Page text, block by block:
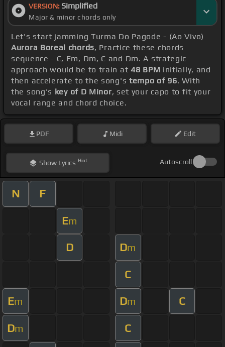
VERSION: Simplified
Major & minor chords only
Let's start jamming Turma Do Pagode - (Ao Vivo)
Aurora Boreal chords, Practice these chords
sequence - C, Em, Dm, C and Dm. A strategic
approach would be to train at 48 BPM initially, and
then accelerate to the song's tempo of 96. With
the song's key of D Minor, set your capo to fit your
vocal range and chord choice.
PDF Midi Edit
ShowLyrics Hint Autoscroll
N F
Em
D Dm
C
Em Dm C
Dm C